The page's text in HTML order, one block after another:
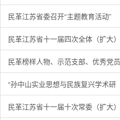
民革江苏省委召开“主题教育活动”
民革江苏省十一届四次全体（扩大）
民革榜样人物、示范支部、优秀党员
“孙中山实业思想与民族复兴学术研
民革江苏省十一届十次常委（扩大）